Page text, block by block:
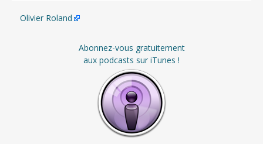
Olivier Roland
Abonnez-vous gratuitement
aux podcasts sur iTunes !